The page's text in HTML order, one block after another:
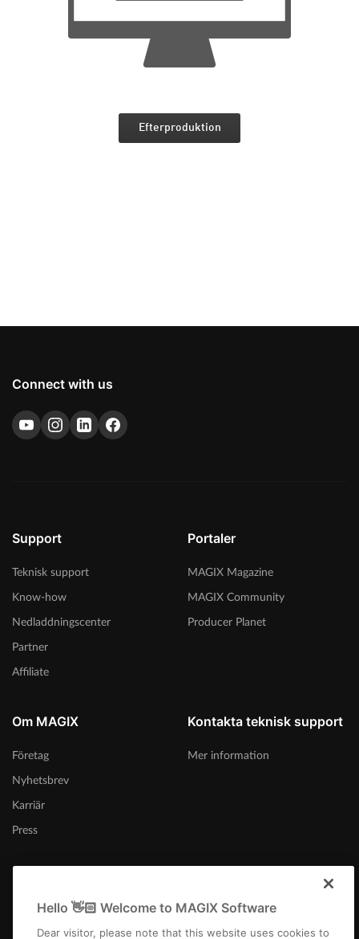
Efterproduktion
Connect with us
Support
Teknisk support
Know-how
Nedladdningscenter
Partner
Affiliate
Portaler
MAGIX Magazine
MAGIX Community
Producer Planet
Om MAGIX
Företag
Nyhetsbrev
Karriär
Press
Kontakta teknisk support
Mer information
Sverige
Hello 👋🏻 Welcome to MAGIX Software
Dear visitor, please note that this website uses cookies to